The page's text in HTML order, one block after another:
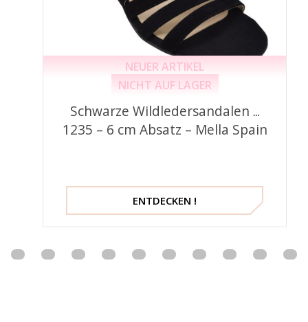
NEUER ARTIKEL
NICHT AUF LAGER
Schwarze Wildledersandalen –
1235 – 6 cm Absatz – Mella Spain
ENTDECKEN !